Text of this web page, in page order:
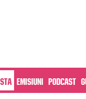
Emisiuni Podcast